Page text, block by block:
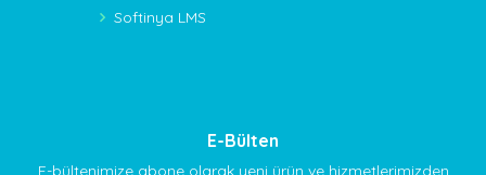
Softinya LMS
E-Bülten
E-bültenimize abone olarak yeni ürün ve hizmetlerimizden